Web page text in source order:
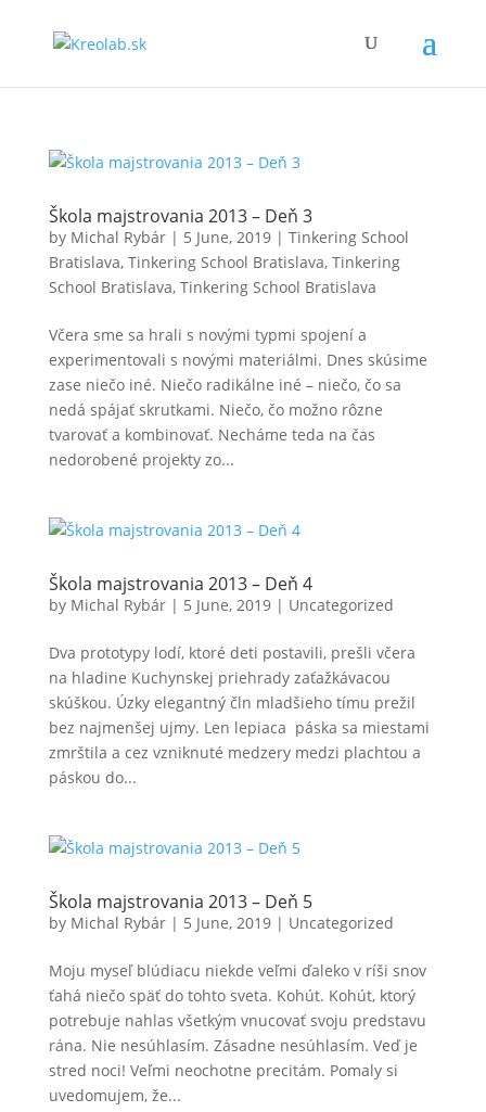
Škola majstrovania 2013 – Deň 3
by Michal Rybár| 5 June, 2019| Tinkering School
Bratislava, Tinkering School Bratislava, Tinkering
School Bratislava, Tinkering School Bratislava
Včera sme sa hrali s novými typmi spojení a
experimentovali s novými materiálmi. Dnes skúsime
zase niečo iné. Niečo radikálne iné – niečo, čo sa
nedá spájať skrutkami. Niečo, čo možno rôzne
tvarovať a kombinovať. Necháme teda na čas
nedorobené projekty zo...
Škola majstrovania 2013 – Deň 4
by Michal Rybár| 5 June, 2019| Uncategorized
Dva prototypy lodí, ktoré deti postavili, prešli včera
na hladine Kuchynskej priehrady zaťažkávacou
skúškou. Úzky elegantný čln mladšieho tímu prežil
bez najmenšej ujmy. Len lepiaca páska sa miestami
zmrštila a cez vzniknuté medzery medzi plachtou a
páskou do...
Škola majstrovania 2013 – Deň 5
by Michal Rybár| 5 June, 2019| Uncategorized
Moju myseľ blúdiacu niekde veľmi ďaleko v ríši snov
ťahá niečo späť do tohto sveta. Kohút. Kohút, ktorý
potrebuje nahlas všetkým vnucovať svoju predstavu
rána. Nie nesúhlasím. Zásadne nesúhlasím. Veď je
stred noci! Veľmi neochotne precitám. Pomaly si
uvedomujem, že...